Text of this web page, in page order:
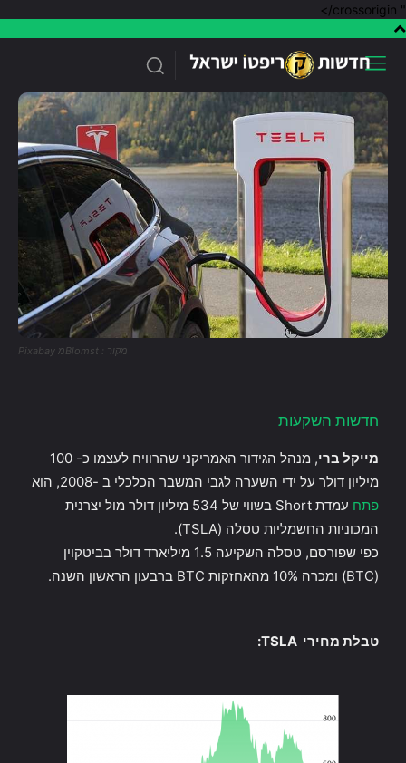
" crossorigin/>
מקור : Blomstמ Pixabay
חדשות השקעות
מייקל ברי
, מנהל הגידור האמריקני שהרוויח לעצמו כ- 100
מיליון דולר על ידי השערה לגבי המשבר הכלכלי ב -2008, הוא
פתח
עמדת Short בשווי של 534 מיליון דולר מול יצרנית
המכוניות החשמליות טסלה (TSLA).
כפי שפורסם, טסלה השקיעה 1.5 מיליארד דולר בביטקוין
(BTC) ומכרה 10% מהאחזקות BTC ברבעון הראשון השנה.
טבלת מחירי TSLA: